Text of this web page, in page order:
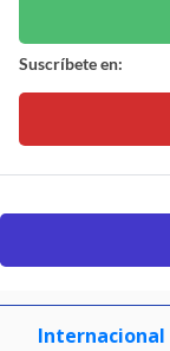
Suscríbete en:
Internacional